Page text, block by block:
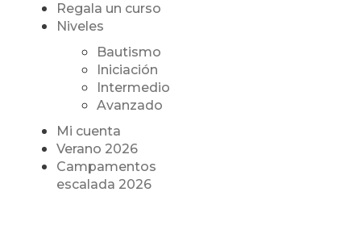
Regala un curso
Niveles
Bautismo
Iniciación
Intermedio
Avanzado
Mi cuenta
Verano 2026
Campamentos
escalada 2026